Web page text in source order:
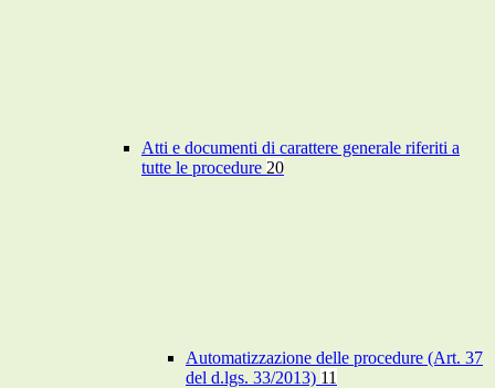
Atti e documenti di carattere generale riferiti a
tutte le procedure 20
Automatizzazione delle procedure (Art. 37
del d.lgs. 33/2013) 11